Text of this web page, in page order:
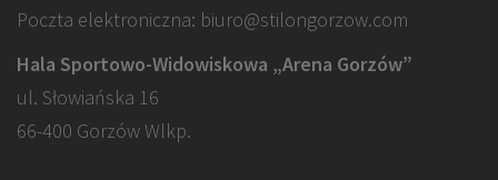
Poczta elektroniczna: biuro@stilongorzow.com
Hala Sportowo-Widowiskowa „Arena Gorzów”
ul. Słowiańska 16
66-400 Gorzów Wlkp.